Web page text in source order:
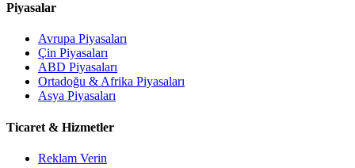
Piyasalar
Avrupa Piyasaları
Çin Piyasaları
ABD Piyasaları
Ortadoğu & Afrika Piyasaları
Asya Piyasaları
Ticaret & Hizmetler
Reklam Verin